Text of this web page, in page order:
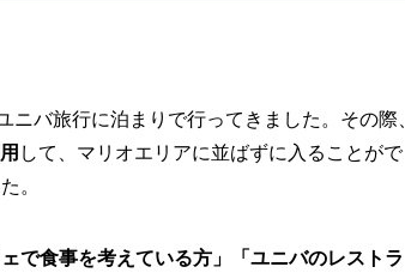
バ旅行に泊まりで行ってきました。その際、
して、マリオエリアに並ばずに入ることがで
。
で食事を考えている方」「ユニバのレストラ